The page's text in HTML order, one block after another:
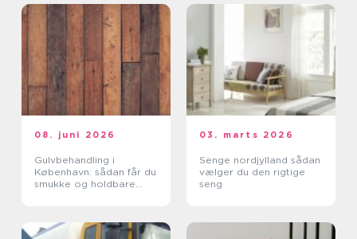
08. juni 2026
Gulvbehandling i
København: sådan får du
smukke og holdbare
03. marts 2026
Senge nordjylland sådan
vælger du den rigtige
seng